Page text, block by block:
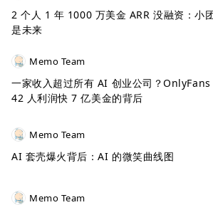
2 个人 1 年 1000 万美金 ARR 没融资：小
是未来
Memo Team
一家收入超过所有 AI 创业公司？OnlyFans
42 人利润快 7 亿美金的背后
Memo Team
AI 套壳爆火背后：AI 的微笑曲线图
Memo Team